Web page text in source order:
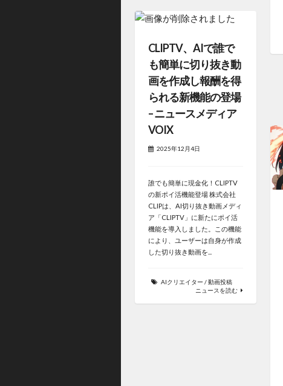
CLIPTV、AIで誰で
も簡単に切り抜き動
画を作成し報酬を得
られる新機能の登場
– ニュースメディア
VOIX
2025年12月4日
誰でも簡単に現金化！CLIPTV
の新ポイ活機能登場 株式会社
CLIPは、AI切り抜き動画メディ
ア「CLIPTV」に新たにポイ活
機能を導入しました。この機能
により、ユーザーは自身が作成
した切り抜き動画を...
AIクリエイター /動画投稿
ニュースを読む